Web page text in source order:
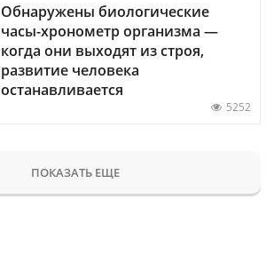
Обнаружены биологические
часы-хронометр организма —
когда они выходят из строя,
развитие человека
останавливается
5252
ПОКАЗАТЬ ЕЩЕ